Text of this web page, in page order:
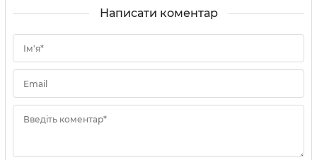
Написати коментар
Ім'я*
Email
Введіть коментар*